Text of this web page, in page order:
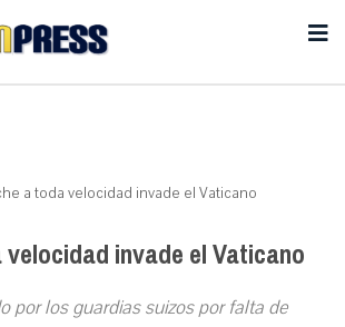
a toda velocidad invade el Vaticano
invade el Vaticano
por los guardias suizos por falta de